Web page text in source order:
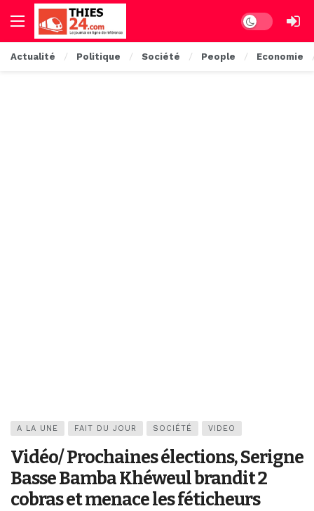
Dark mode
Actualité Politique Société People Economie
A LA UNE FAIT DU JOUR SOCIÉTÉ VIDEO
Vidéo/ Prochaines élections, Serigne
Basse Bamba Khéweul brandit 2
cobras et menace les féticheurs